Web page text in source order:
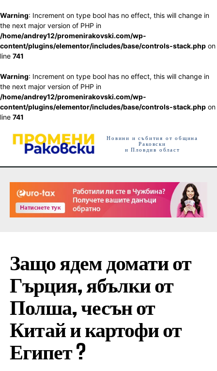
Warning: Increment on type bool has no effect, this will change in
the next major version of PHP in
/home/andrey12/promenirakovski.com/wp-
content/plugins/elementor/includes/base/controls-stack.php on
line 741
Warning: Increment on type bool has no effect, this will change in
the next major version of PHP in
/home/andrey12/promenirakovski.com/wp-
content/plugins/elementor/includes/base/controls-stack.php on
line 741
Новини и събития от община
Раковски
и Пловдив област
Защо ядем домати от
Гърция, ябълки от
Полша, чесън от
Китай и картофи от
Египет ?